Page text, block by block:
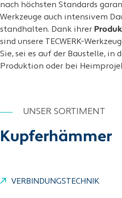
nach höchsten Standards
Werkzeuge auch intensivem
standhalten. Dank ihrer
sind unsere TECWERK-
Sie, sei es auf der Baustelle, in
Produktion oder bei
UNSER SORTIMENT
Kupferhämmer
VERBINDUNGSTECHNIK